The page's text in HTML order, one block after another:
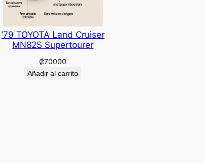
’79 TOYOTA Land Cruiser
MN82S Supertourer
₡70000
Añadir al carrito